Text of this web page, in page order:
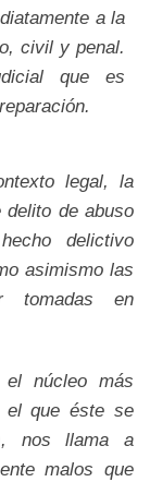
a la
civil y penal.
que es
legal, la
de abuso
delictivo
asimismo las
tomadas en
núcleo más
el que éste se
nos llama a
malos que